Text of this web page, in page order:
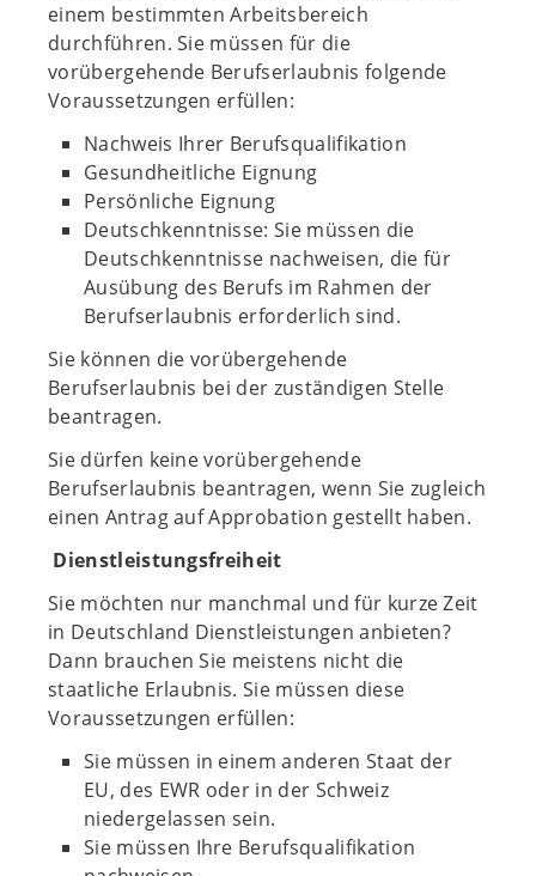
einem bestimmten Arbeitsbereich
durchführen. Sie müssen für die
vorübergehende Berufserlaubnis folgende
Voraussetzungen erfüllen:
Nachweis Ihrer Berufsqualifikation
Gesundheitliche Eignung
Persönliche Eignung
Deutschkenntnisse: Sie müssen die
Deutschkenntnisse nachweisen, die für
Ausübung des Berufs im Rahmen der
Berufserlaubnis erforderlich sind.
Sie können die vorübergehende
Berufserlaubnis bei der zuständigen Stelle
beantragen.
Sie dürfen keine vorübergehende
Berufserlaubnis beantragen, wenn Sie zugleich
einen Antrag auf Approbation gestellt haben.
Dienstleistungsfreiheit
Sie möchten nur manchmal und für kurze Zeit
in Deutschland Dienstleistungen anbieten?
Dann brauchen Sie meistens nicht die
staatliche Erlaubnis. Sie müssen diese
Voraussetzungen erfüllen:
Sie müssen in einem anderen Staat der
EU, des EWR oder in der Schweiz
niedergelassen sein.
Sie müssen Ihre Berufsqualifikation